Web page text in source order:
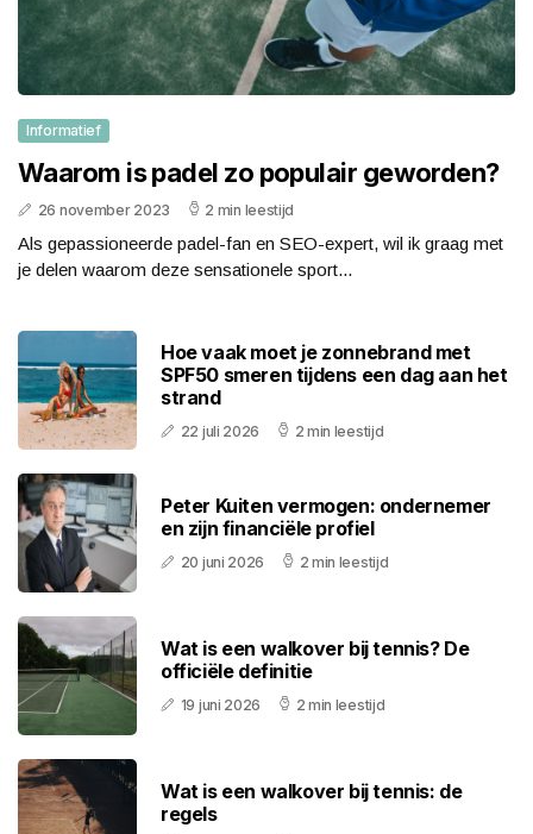
Informatief
Waarom is padel zo populair geworden?
26 november 2023 2 min leestijd
Als gepassioneerde padel-fan en SEO-expert, wil ik graag met
je delen waarom deze sensationele sport...
Hoe vaak moet je zonnebrand met
SPF50 smeren tijdens een dag aan het
strand
22 juli 2026 2 min leestijd
Peter Kuiten vermogen: ondernemer
en zijn financiële profiel
20 juni 2026 2 min leestijd
Wat is een walkover bij tennis? De
officiële definitie
19 juni 2026 2 min leestijd
Wat is een walkover bij tennis: de
regels